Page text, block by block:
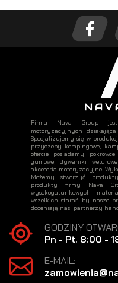
Firma Nava Group jest
motoryzacyjnych
Specjalizujemy się w
przyczepy kempingowe,
ofercie posiadamy
gumowe, dywaniki
akcesoria motoryzacyjne.
Możemy stworzyć
produkty firmy Nava
wysokogatunkowych
wszelkich starań by nasze
doceniają nasi partnerzy
GODZINY
Pn - Pt. 8:00 -
E-MAIL: